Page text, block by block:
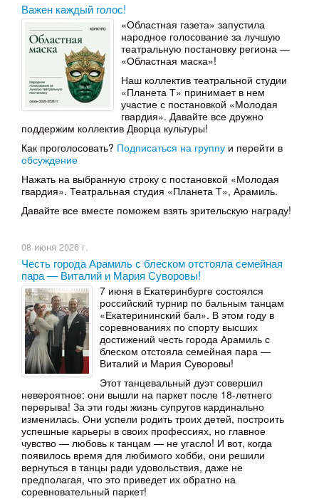
Важен каждый голос!
«Областная газета» запустила
народное голосование за лучшую
театральную постановку региона —
«Областная маска»!
Наш коллектив театральной студии
«Планета Т» принимает в нем
участие с постановкой «Молодая
гвардия». Давайте все дружно
поддержим коллектив Дворца культуры!
Как проголосовать? Подписаться на группу и перейти в
обсуждение
Нажать на выбранную строку с постановкой «Молодая
гвардия». Театральная студия «Планета Т», Арамиль.
Давайте все вместе поможем взять зрительскую награду!
08 июня 2026 г.
Честь города Арамиль с блеском отстояла семейная
пара — Виталий и Мария Суворовы!
7 июня в Екатеринбурге состоялся
российский турнир по бальным танцам
«Екатерининский бал». В этом году в
соревнованиях по спорту высших
достижений честь города Арамиль с
блеском отстояла семейная пара —
Виталий и Мария Суворовы!
Этот танцевальный дуэт совершил
невероятное: они вышли на паркет после 18-летнего
перерыва! За эти годы жизнь супругов кардинально
изменилась. Они успели родить троих детей, построить
успешные карьеры в своих профессиях, но главное
чувство — любовь к танцам — не угасло! И вот, когда
появилось время для любимого хобби, они решили
вернуться в танцы ради удовольствия, даже не
предполагая, что это приведет их обратно на
соревновательный паркет!